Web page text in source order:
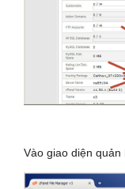
Vào giao diện